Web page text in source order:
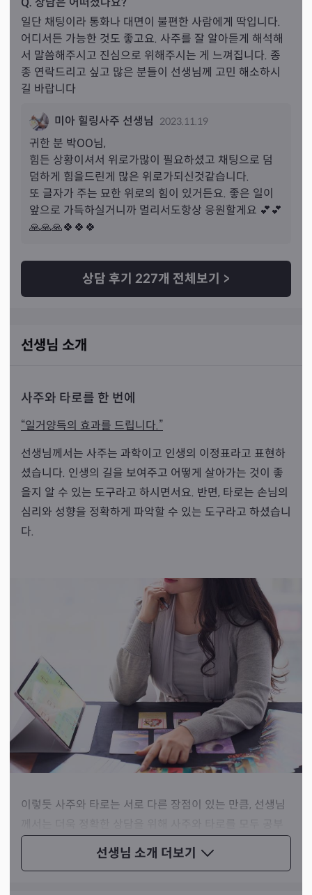
일단 채팅이라 통화나 대면이 불편한 사람에게 딱입니다.
어디서든 가능한 것도 좋고요. 사주를 잘 알아듣게 해석해
서 말씀해주시고 진심으로 위해주시는 게 느껴집니다. 종
종 연락드리고 싶고 많은 분들이 선생님께 고민 해소하시
길 바랍니다
미아 힐링사주 선생님 2023.11.19
귀한 분 박OO님,
힘든 상황이셔서 위로가많이 필요하셨고 채팅으로 덤
덤하게 힘을드린게 많은 위로가되신것같습니다.
또 글자가 주는 묘한 위로의 힘이 있거든요. 좋은 일이
앞으로 가득하실거니까 멀리서도항상 응원할게요 💕💕
🙏🙏🙏🍀🍀🍀
상담 후기 227개 전체보기 >
선생님 소개 더보기
선생님 소개
사주와 타로를 한 번에
“일거양득의 효과를 드립니다.”
선생님께서는 사주는 과학이고 인생의 이정표라고 표현하
셨습니다. 인생의 길을 보여주고 어떻게 살아가는 것이 좋
을지 알 수 있는 도구라고 하시면서요. 반면, 타로는 손님의
심리와 성향을 정확하게 파악할 수 있는 도구라고 하셨습니
다.
이렇듯 사주와 타로는 서로 다른 장점이 있는 만큼, 선생님
하셨고 이를 겸하여 상담해 주십니다. 일거양득의 효과를
드리겠다고 강조하셨죠.